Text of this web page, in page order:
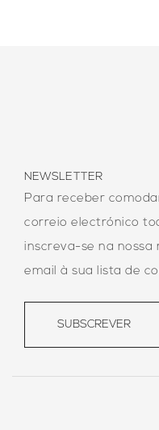
NEWSLETTER
Para receber
correio electrónico
inscreva-se na nossa
email à sua lista de
SUBSCREVER